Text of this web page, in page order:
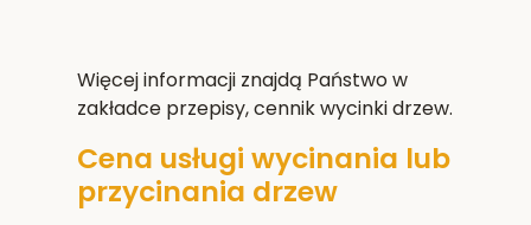
Więcej informacji znajdą Państwo w
zakładce przepisy, cennik wycinki drzew.
Cena usługi wycinania lub
przycinania drzew